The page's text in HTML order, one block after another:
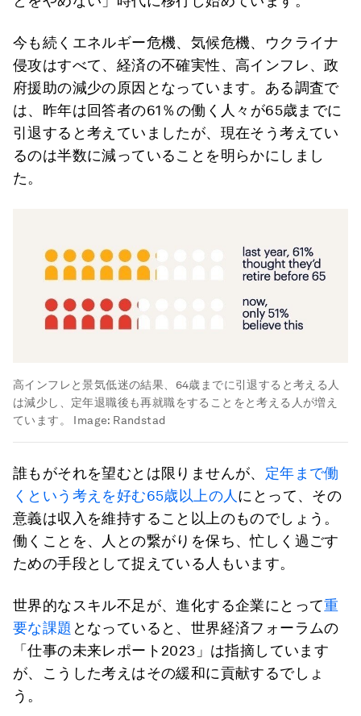
今も続くエネルギー危機、気候危機、ウクライナ
侵攻はすべて、経済の不確実性、高インフレ、政
府援助の減少の原因となっています。ある調査で
は、昨年は回答者の61％の働く人々が65歳までに
引退すると考えていましたが、現在そう考えてい
るのは半数に減っていることを明らかにしまし
た。
高インフレと景気低迷の結果、64歳までに引退すると考える人
は減少し、定年退職後も再就職をすることをと考える人が増え
ています。
Image: Randstad
誰もがそれを望むとは限りませんが、 定年まで働
くという考えを好む65歳以上の人にとって、その
意義は収入を維持すること以上のものでしょう。
働くことを、人との繋がりを保ち、忙しく過ごす
ための手段として捉えている人もいます。
世界的なスキル不足が、進化する企業にとって重
要な課題 となっていると、世界経済フォーラムの
「仕事の未来レポート2023」は指摘しています
が、こうした考えはその緩和に貢献するでしょ
う。